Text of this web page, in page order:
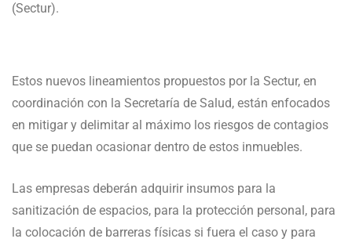
(Sectur).
Estos nuevos lineamientos propuestos por la Sectur, en
coordinación con la Secretaría de Salud, están enfocados
en mitigar y delimitar al máximo los riesgos de contagios
que se puedan ocasionar dentro de estos inmuebles.
Las empresas deberán adquirir insumos para la
sanitización de espacios, para la protección personal, para
la colocación de barreras físicas si fuera el caso y para